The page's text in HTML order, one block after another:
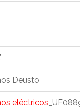
Deusto
eléctricos